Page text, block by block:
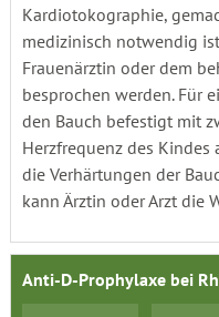
Kardiotokographie,
medizinisch notwendig
Frauenärztin oder dem
besprochen werden. Für
den Bauch befestigt mit
Herzfrequenz des
die Verhärtungen der
kann Ärztin oder Arzt die
Anti-D-Prophylaxe bei